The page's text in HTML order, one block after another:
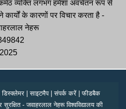
व्यक्ति लगभग हमेशा अवचेतन रूप से
के कारणों पर विचार करता है -
नेहरू
डिस्क्लेमर |साइटमैप|संपर्क करें |फीडबैक
- जवाहरलाल नेहरू विश्वविद्यालय की